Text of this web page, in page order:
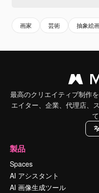
画家 芸術 抽象絵
最高のクリエイティブ制作
エイター、企業、代理店、
製品
Spaces
AI アシスタント
AI 画像生成ツール